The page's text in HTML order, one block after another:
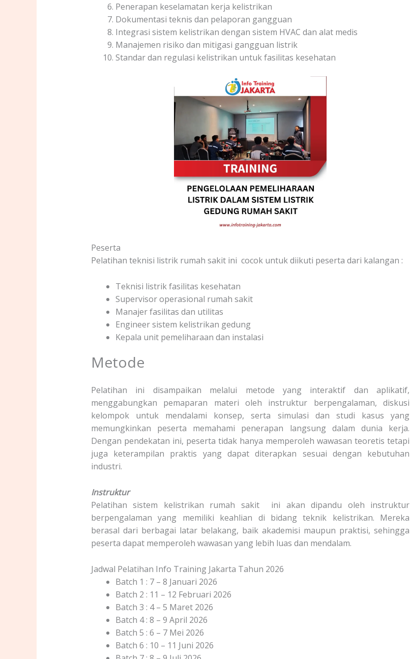
Penerapan keselamatan kerja kelistrikan
Dokumentasi teknis dan pelaporan gangguan
Integrasi sistem kelistrikan dengan sistem HVAC dan alat medis
Manajemen risiko dan mitigasi gangguan listrik
Standar dan regulasi kelistrikan untuk fasilitas kesehatan
Peserta
Pelatihan teknisi listrik rumah sakit ini cocok untuk diikuti peserta dari kalangan :
Teknisi listrik fasilitas kesehatan
Supervisor operasional rumah sakit
Manajer fasilitas dan utilitas
Engineer sistem kelistrikan gedung
Kepala unit pemeliharaan dan instalasi
Metode
Pelatihan ini disampaikan melalui metode yang interaktif dan aplikatif,
menggabungkan pemaparan materi oleh instruktur berpengalaman, diskusi
kelompok untuk mendalami konsep, serta simulasi dan studi kasus yang
memungkinkan peserta memahami penerapan langsung dalam dunia kerja.
Dengan pendekatan ini, peserta tidak hanya memperoleh wawasan teoretis tetapi
juga keterampilan praktis yang dapat diterapkan sesuai dengan kebutuhan
industri.
Instruktur
Pelatihan sistem kelistrikan rumah sakit ini akan dipandu oleh instruktur
berpengalaman yang memiliki keahlian di bidang teknik kelistrikan. Mereka
berasal dari berbagai latar belakang, baik akademisi maupun praktisi, sehingga
peserta dapat memperoleh wawasan yang lebih luas dan mendalam.
Jadwal Pelatihan Info Training Jakarta Tahun 2026
Batch 1 : 7 – 8 Januari 2026
Batch 2 : 11 – 12 Februari 2026
Batch 3 : 4 – 5 Maret 2026
Batch 4 : 8 – 9 April 2026
Batch 5 : 6 – 7 Mei 2026
Batch 6 : 10 – 11 Juni 2026